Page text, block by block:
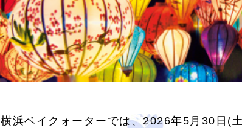
横浜ベイクォーターでは、2026年5月30日(